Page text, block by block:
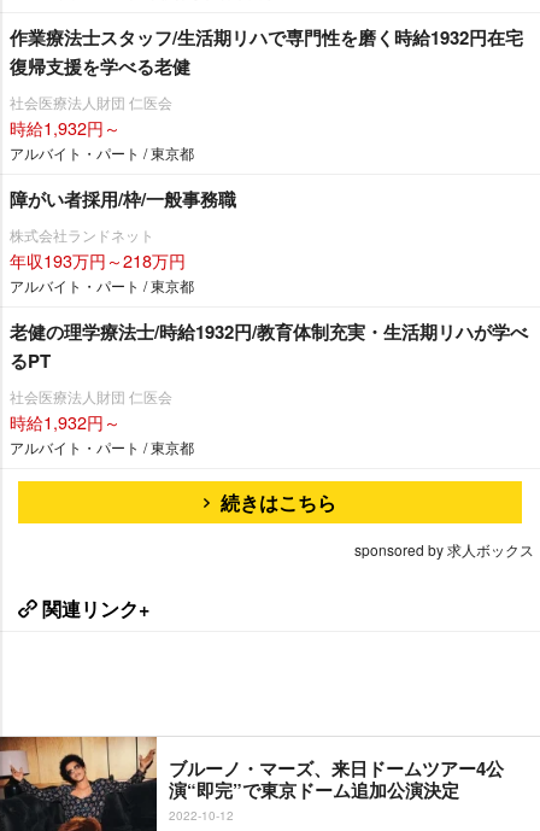
作業療法士スタッフ/生活期リハで専門性を磨く時給1932円在宅
復帰支援を学べる老健
社会医療法人財団 仁医会
時給1,932円～
アルバイト・パート / 東京都
障がい者採用/枠/一般事務職
株式会社ランドネット
年収193万円～218万円
アルバイト・パート / 東京都
老健の理学療法士/時給1932円/教育体制充実・生活期リハが学べ
るPT
社会医療法人財団 仁医会
時給1,932円～
アルバイト・パート / 東京都
続きはこちら
sponsored by 求人ボックス
関連リンク+
ブルーノ・マーズ、来日ドームツアー4公
演“即完”で東京ドーム追加公演決定
2022-10-12